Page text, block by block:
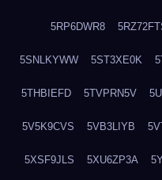
5RP6DWR8
5SNLKYWW 5ST3XE0K
5THBIEFD 5TVPRN5V
5V5K9CVS 5VB3LIYB
5XSF9JLS 5XU6ZP3A